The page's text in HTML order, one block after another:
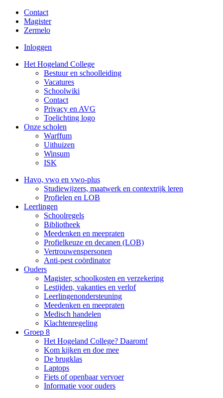
Contact
Magister
Zermelo
Inloggen
Het Hogeland College
Bestuur en schoolleiding
Vacatures
Schoolwiki
Contact
Privacy en AVG
Toelichting logo
Onze scholen
Warffum
Uithuizen
Winsum
ISK
Havo, vwo en vwo-plus
Studiewijzers, maatwerk en contextrijk leren
Profielen en LOB
Leerlingen
Schoolregels
Bibliotheek
Meedenken en meepraten
Profielkeuze en decanen (LOB)
Vertrouwenspersonen
Anti-pest coördinator
Ouders
Magister, schoolkosten en verzekering
Lestijden, vakanties en verlof
Leerlingenondersteuning
Meedenken en meepraten
Medisch handelen
Klachtenregeling
Groep 8
Het Hogeland College? Daarom!
Kom kijken en doe mee
De brugklas
Laptops
Fiets of openbaar vervoer
Informatie voor ouders